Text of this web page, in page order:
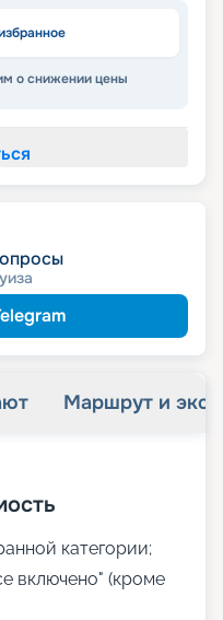
о снижении цены
Маршрут и
категории;
включено" (кроме